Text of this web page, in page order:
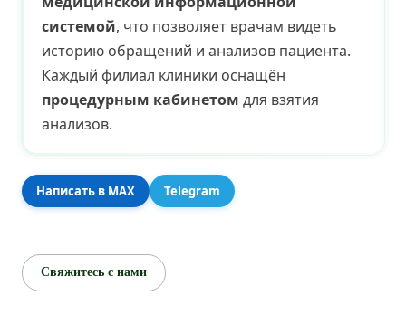
системой, что позволяет врачам видеть
историю обращений и анализов пациента.
Каждый филиал клиники оснащён
процедурным кабинетом для взятия
анализов.
Написать в MAX Telegram
Свяжитесь с нами